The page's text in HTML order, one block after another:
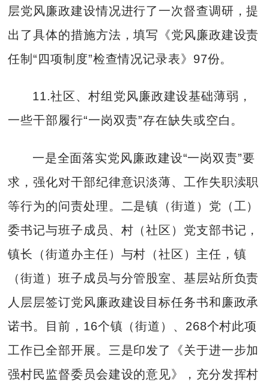
层党风廉政建设情况进行了一次督查调研，提
出了具体的措施方法，填写《党风廉政建设责
任制“四项制度”检查情况记录表》97份。
11.社区、村组党风廉政建设基础薄弱，
一些干部履行“一岗双责”存在缺失或空白。
一是全面落实党风廉政建设“一岗双责”要
求，强化对干部纪律意识淡薄、工作失职渎职
等行为的问责处理。二是镇（街道）党（工）
委书记与班子成员、村（社区）党支部书记，
镇长（街道办主任）与村（社区）主任，镇
（街道）班子成员与分管股室、基层站所负责
人层层签订党风廉政建设目标任务书和廉政承
诺书。目前，16个镇（街道）、268个村此项
工作已全部开展。三是印发了《关于进一步加
强村民监督委员会建设的意见》，充分发挥村